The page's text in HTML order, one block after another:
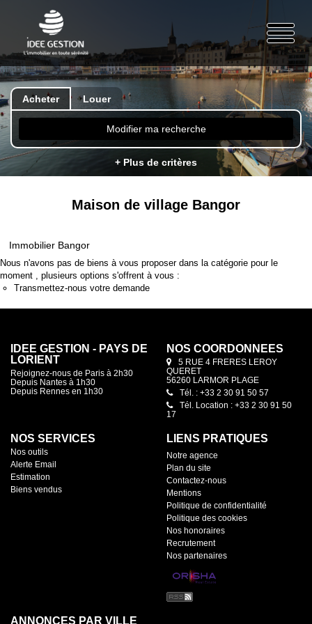
Acheter Louer
Modifier ma recherche
+ Plus de critères
Maison de village Bangor
Immobilier Bangor
Nous n'avons pas de biens à vous proposer dans la catégorie pour le
moment , plusieurs options s'offrent à vous :
Transmettez-nous votre demande
IDEE GESTION - PAYS DE
LORIENT
Rejoignez-nous de Paris à 2h30
Depuis Nantes à 1h30
Depuis Rennes en 1h30
NOS COORDONNÉES
5 RUE 4 FRERES LEROY
QUERET
56260 LARMOR PLAGE
Tél. : +33 2 30 91 50 57
Tél. Location : +33 2 30 91 50
17
NOS SERVICES
Nos outils
Alerte Email
Estimation
Biens vendus
LIENS PRATIQUES
Notre agence
Plan du site
Contactez-nous
Mentions
Politique de confidentialité
Politique des cookies
Nos honoraires
Recrutement
Nos partenaires
ANNONCES PAR VILLE